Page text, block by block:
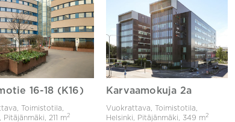
16-18 (K16)
Toimistotila,
Pitäjänmäki,
211 m2
Karvaamokuja 2a
Vuokrattava, Toimistotila,
Helsinki, Pitäjänmäki, 349 m2